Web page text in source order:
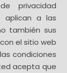
privacidad
aplican a las
también sus
el sitio web
condiciones
acepta que